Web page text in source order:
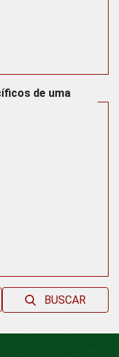
de uma
BUSCAR